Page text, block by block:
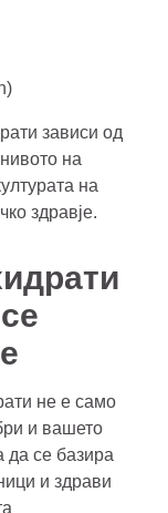
зависи од
на
на
здравје.
не е само
и вашето
да се базира
и здрави